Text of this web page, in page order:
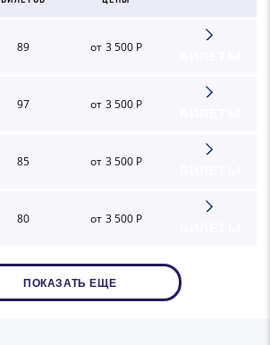
89 от 3 500 Р
97 от 3 500 Р
85 от 3 500 Р
80 от 3 500 Р
ПОКАЗАТЬ ЕЩЕ